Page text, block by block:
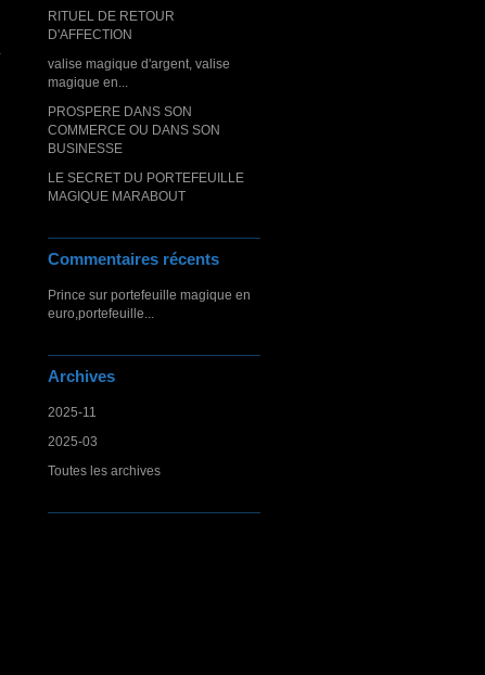
RITUEL DE RETOUR
D'AFFECTION
valise magique d'argent, valise
magique en...
PROSPERE DANS SON
COMMERCE OU DANS SON
BUSINESSE
LE SECRET DU PORTEFEUILLE
MAGIQUE MARABOUT
Commentaires récents
Prince sur portefeuille magique en
euro,portefeuille...
Archives
2025-11
2025-03
Toutes les archives